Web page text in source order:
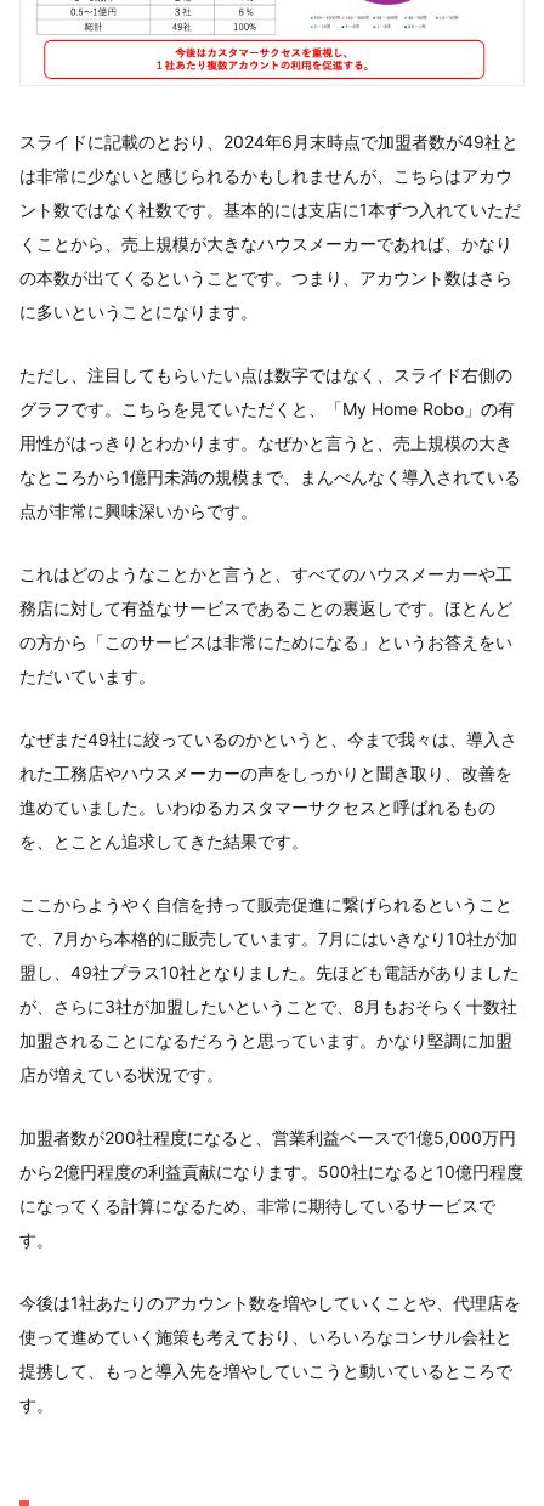
スライドに記載のとおり、2024年6月末時点で加盟者数が49社と
は非常に少ないと感じられるかもしれませんが、こちらはアカウ
ント数ではなく社数です。基本的には支店に1本ずつ入れていただ
くことから、売上規模が大きなハウスメーカーであれば、かなり
の本数が出てくるということです。つまり、アカウント数はさら
に多いということになります。
ただし、注目してもらいたい点は数字ではなく、スライド右側の
グラフです。こちらを見ていただくと、「My Home Robo」の有
用性がはっきりとわかります。なぜかと言うと、売上規模の大き
なところから1億円未満の規模まで、まんべんなく導入されている
点が非常に興味深いからです。
これはどのようなことかと言うと、すべてのハウスメーカーや工
務店に対して有益なサービスであることの裏返しです。ほとんど
の方から「このサービスは非常にためになる」というお答えをい
ただいています。
なぜまだ49社に絞っているのかというと、今まで我々は、導入さ
れた工務店やハウスメーカーの声をしっかりと聞き取り、改善を
進めていました。いわゆるカスタマーサクセスと呼ばれるもの
を、とことん追求してきた結果です。
ここからようやく自信を持って販売促進に繋げられるということ
で、7月から本格的に販売しています。7月にはいきなり10社が加
盟し、49社プラス10社となりました。先ほども電話がありました
が、さらに3社が加盟したいということで、8月もおそらく十数社
加盟されることになるだろうと思っています。かなり堅調に加盟
店が増えている状況です。
加盟者数が200社程度になると、営業利益ベースで1億5,000万円
から2億円程度の利益貢献になります。500社になると10億円程度
になってくる計算になるため、非常に期待しているサービスで
す。
今後は1社あたりのアカウント数を増やしていくことや、代理店を
使って進めていく施策も考えており、いろいろなコンサル会社と
提携して、もっと導入先を増やしていこうと動いているところで
す。